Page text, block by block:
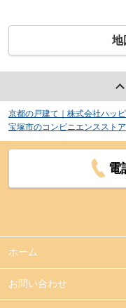
地
京都の戸建て｜株式会社ハッ
宝塚市のコンビニエンスストア
電
ホーム
お問い合わせ